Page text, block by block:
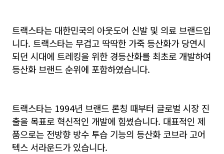
트랙스타는 대한민국의 아웃도어 신발 및 의료 브랜드입
니다. 트랙스타는 무겁고 딱딱한 가죽 등산화가 당연시
되던 시대에 트레킹을 위한 경등산화를 최초로 개발하여
등산화 브랜드 순위에 포함하였습니다.
트랙스타는 1994년 브랜드 론칭 때부터 글로벌 시장 진
출을 목표로 혁신적인 개발에 힘썼습니다. 대표적인 제
품으로는 전방향 방수 투습 기능의 등산화 코브라 고어
텍스 서라운드가 있습니다.